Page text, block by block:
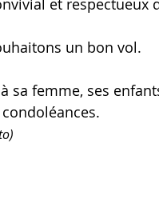
et
un bon vol.
sa femme, ses